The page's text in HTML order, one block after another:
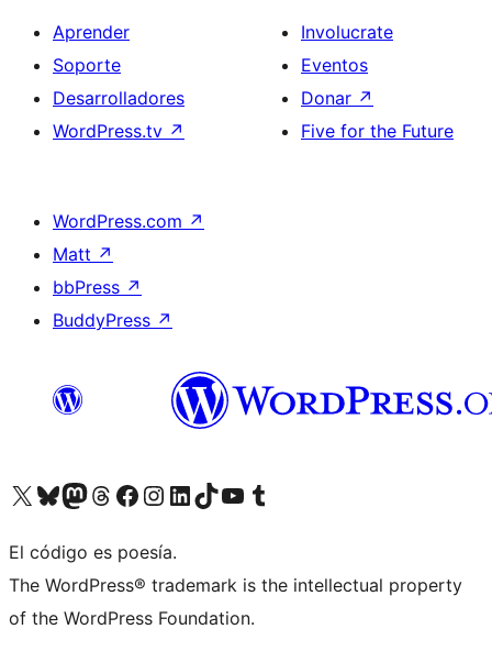
Aprender
Soporte
Desarrolladores
WordPress.tv ↗
Involucrate
Eventos
Donar ↗
Five for the Future
WordPress.com ↗
Matt ↗
bbPress ↗
BuddyPress ↗
Visitá nuestra cuenta de X (anteriormente Twitter)
Visitá nuestra cuenta de Bluesky
Visitá nuestra cuenta de Mastodon
Visitá nuestra cuenta de Threads
Visitá nuestra página de Facebook
Visitá nuestra cuenta de Instagram
Visitá nuestra cuenta de LinkedIn
Visitá nuestra cuenta de TikTok
Visitá nuestro canal de YouTube
Visitá nuestra cuenta de Tumblr
El código es poesía.
The WordPress® trademark is the intellectual property
of the WordPress Foundation.